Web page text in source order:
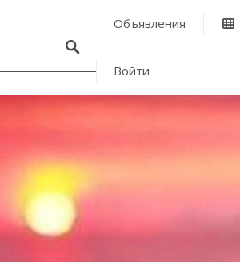
Объявления
Войти